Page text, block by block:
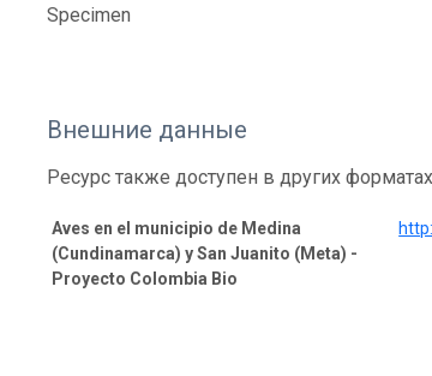
Specimen
Внешние данные
Ресурс также доступен в других форматах
Aves en el municipio de Medina
(Cundinamarca) y San Juanito (Meta) -
Proyecto Colombia Bio